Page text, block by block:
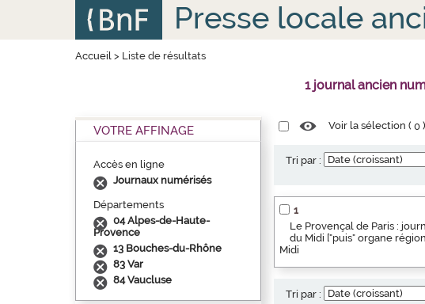
Presse locale
Accueil> Liste de résultats
1 journal ancien
VOTRE AFFINAGE
Accès en ligne
Journaux numérisés
Départements
04 Alpes-de-Haute-
Provence
13 Bouches-du-Rhône
83 Var
84 Vaucluse
Voir la sélection (0 )
Tri par :
1
Le Provençal de Paris :
du Midi ["puis" organe
Midi
Tri par :
Panneau de gestion des cookies